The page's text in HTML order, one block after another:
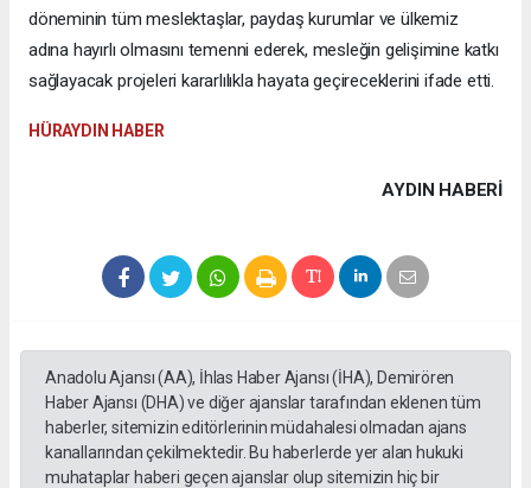
döneminin tüm meslektaşlar, paydaş kurumlar ve ülkemiz
adına hayırlı olmasını temenni ederek, mesleğin gelişimine katkı
sağlayacak projeleri kararlılıkla hayata geçireceklerini ifade etti.
HÜRAYDIN HABER
AYDIN HABERİ
Anadolu Ajansı (AA), İhlas Haber Ajansı (İHA), Demirören
Haber Ajansı (DHA) ve diğer ajanslar tarafından eklenen tüm
haberler, sitemizin editörlerinin müdahalesi olmadan ajans
kanallarından çekilmektedir. Bu haberlerde yer alan hukuki
muhataplar haberi geçen ajanslar olup sitemizin hiç bir